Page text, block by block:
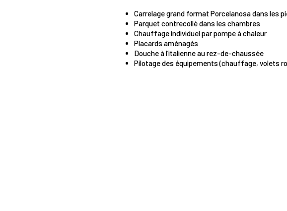
Carrelage grand format Porcelanosa dans les
Parquet contrecollé dans les chambres
Chauffage individuel par pompe à chaleur
Placards aménagés
Douche à l’italienne au rez-de-chaussée
Pilotage des équipements (chauffage, volets